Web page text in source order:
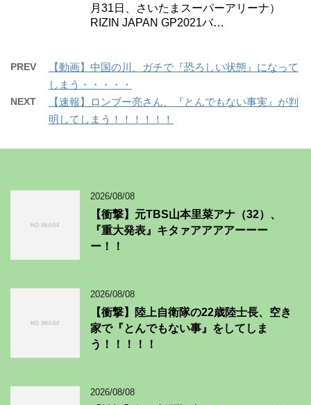
月31日、さいたまスーパーアリーナ）
RIZIN JAPAN GP2021バ…
PREV
【動画】中国の川、ガチで『恐ろしい状態』になって
しまう・・・・・
NEXT
【速報】ロンブー亮さん、『とんでもない事実』が判
明してしまう！！！！！！
2026/08/08
【衝撃】元TBS山本里菜アナ（32）、
『重大発表』キタァアアアアーーー
ー！！
2026/08/08
【衝撃】陸上自衛隊の22歳陸士長、空き
家で『とんでもない事』をしてしま
う！！！！！
2026/08/08